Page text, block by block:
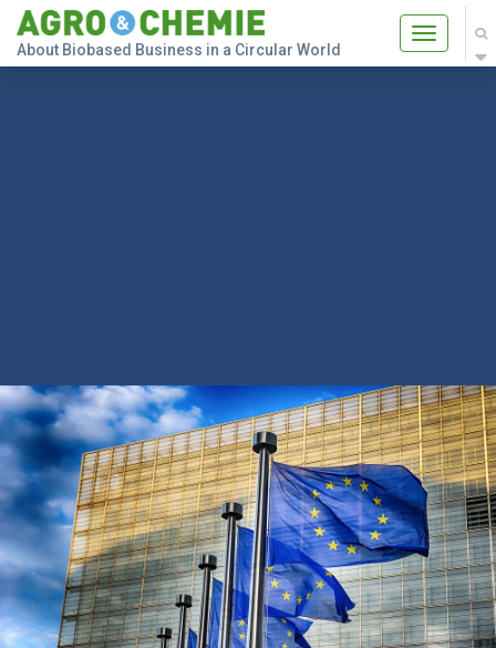
Toggle
About Biobased Business in a Circular World